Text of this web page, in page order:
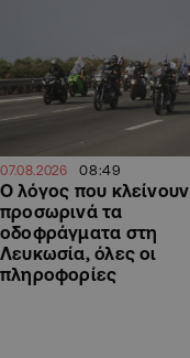
07.08.2026 08:49
Ο λόγος που κλείνουν
προσωρινά τα
οδοφράγματα στη
Λευκωσία, όλες οι
πληροφορίες